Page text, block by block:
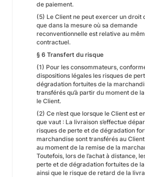
de paiement.
(5) Le Client ne peut exercer un droit
que dans la mesure où sa demande
reconventionnelle est relative au
contractuel.
§ 6 Transfert du risque
(1) Pour les consommateurs,
dispositions légales les risques de
dégradation fortuites de la
transférés qu’à partir du moment de
le Client.
(2) Ce n’est que lorsque le Client est
que vaut : La livraison s’effectue
risques de perte et de dégradation
marchandise sont transférés au
au moment de la remise de la
Toutefois, lors de l’achat à distance,
perte et de dégradation fortuites de
ainsi que le risque de retard de la